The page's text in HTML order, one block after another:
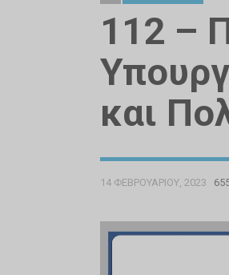
112 –
και
14 ΦΕΒΡΟΥΑΡΊΟΥ, 2023